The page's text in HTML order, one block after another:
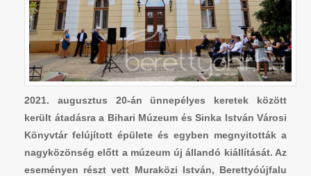
2021. augusztus 20-án ünnepélyes keretek között
került átadásra a Bihari Múzeum és Sinka István Városi
Könyvtár felújított épülete és egyben megnyitották a
nagyközönség előtt a múzeum új állandó kiállítását. Az
eseményen részt vett Muraközi István, Berettyóújfalu